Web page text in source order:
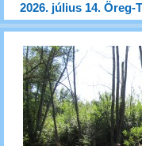
2026. július 14. Öreg-